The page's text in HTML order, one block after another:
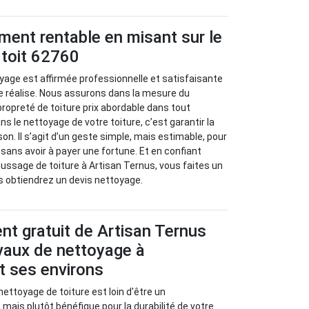
rentable en misant sur le
62760
est affirmée professionnelle et satisfaisante
réalise. Nous assurons dans la mesure du
de toiture prix abordable dans tout
le nettoyage de votre toiture, c’est garantir la
Il s’agit d’un geste simple, mais estimable, pour
avoir à payer une fortune. Et en confiant
de toiture à Artisan Ternus, vous faites un
obtiendrez un devis nettoyage.
gratuit de Artisan Ternus
de nettoyage à
ses environs
de toiture est loin d'être un
plutôt bénéfique pour la durabilité de votre